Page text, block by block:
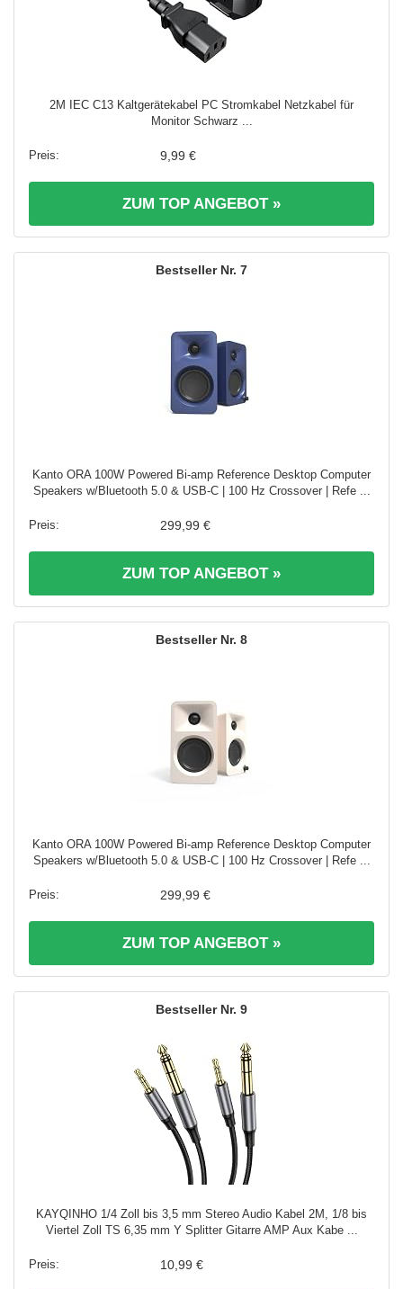
2M IEC C13 Kaltgerätekabel PC Stromkabel Netzkabel für
Monitor Schwarz ...
9,99 €
ZUM TOP ANGEBOT »
7
Kanto ORA 100W Powered Bi-amp Reference Desktop Computer
Speakers w/Bluetooth 5.0 & USB-C | 100 Hz Crossover | Refe ...
299,99 €
ZUM TOP ANGEBOT »
8
Kanto ORA 100W Powered Bi-amp Reference Desktop Computer
Speakers w/Bluetooth 5.0 & USB-C | 100 Hz Crossover | Refe ...
299,99 €
ZUM TOP ANGEBOT »
9
KAYQINHO 1/4 Zoll bis 3,5 mm Stereo Audio Kabel 2M, 1/8 bis
Viertel Zoll TS 6,35 mm Y Splitter Gitarre AMP Aux Kabe ...
10,99 €